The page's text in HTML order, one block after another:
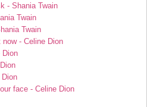
- Shania Twain
Twain
Twain
- Celine Dion
Dion
face - Celine Dion